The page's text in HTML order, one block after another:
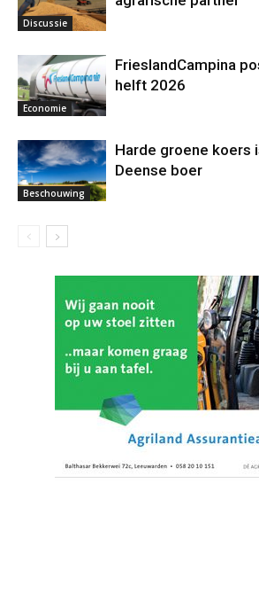
Discussie
Economie
FrieslandCampina
helft 2026
Beschouwing
Harde groene koers
Deense boer